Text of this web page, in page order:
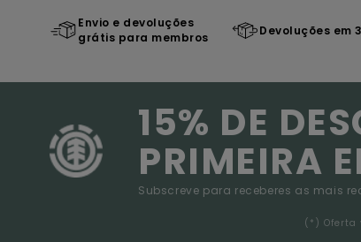
Envio e devoluções
grátis para membros
Devoluções em
15% DE
PRIMEIRA
Subscreve para receberes as mais
(*) Oferta